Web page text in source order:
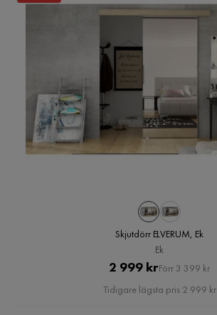
Skjutdörr ELVERUM, Ek
Ek
Pris
2 999 krOriginal
Pris
Förr 3 399 kr
Tidigare lägsta pris 2 999 kr